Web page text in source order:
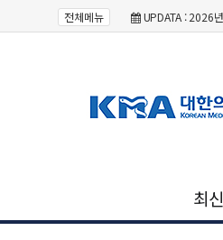
전체메뉴 UPDATA : 2026
최